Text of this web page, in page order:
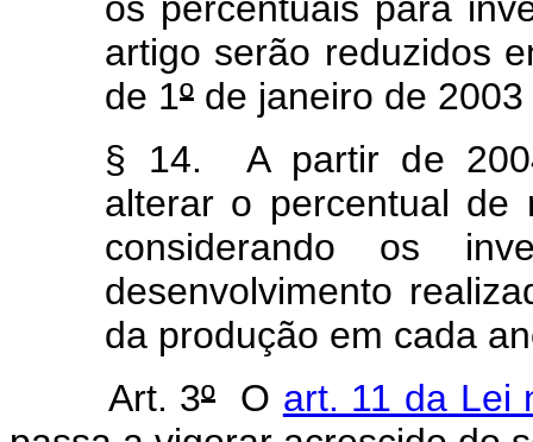
artigo serão reduzidos
de 1º de janeiro de
§ 14. A partir de
alterar o percentual de
considerando os
desenvolvimento
da produção em cada
Art. 3ºO art. 11 da Lei